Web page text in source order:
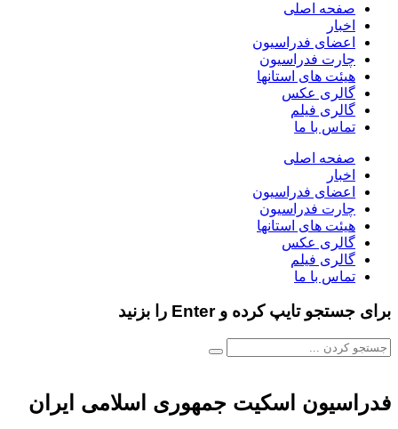
صفحه اصلی
اخبار
اعضای فدراسیون
چارت فدراسیون
هیئت های استانها
گالری عکس
گالری فیلم
تماس با ما
صفحه اصلی
اخبار
اعضای فدراسیون
چارت فدراسیون
هیئت های استانها
گالری عکس
گالری فیلم
تماس با ما
برای جستجو تایپ کرده و Enter را بزنید
فدراسیون اسکیت جمهوری اسلامی ایران